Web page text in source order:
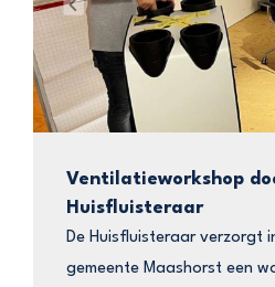
Ventilatieworkshop
Huisfluisteraar
De Huisfluisteraar verzorgt
gemeente Maashorst een